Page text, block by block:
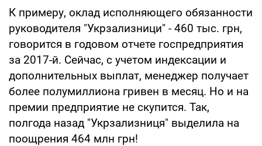
К примеру, оклад исполняющего обязанности
руководителя "Укрзализници" - 460 тыс. грн,
говорится в годовом отчете госпредприятия
за 2017-й. Сейчас, с учетом индексации и
дополнительных выплат, менеджер получает
более полумиллиона гривен в месяц. Но и на
премии предприятие не скупится. Так,
полгода назад "Укрзализниця" выделила на
поощрения 464 млн грн!